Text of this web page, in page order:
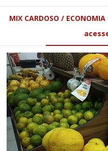
MIX CARDOSO /